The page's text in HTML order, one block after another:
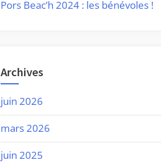
Pors Beac’h 2024 : les bénévoles !
Archives
juin 2026
mars 2026
juin 2025